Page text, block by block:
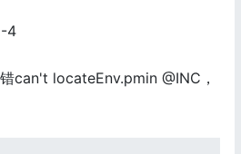
4
can't locateEnv.pmin @INC，